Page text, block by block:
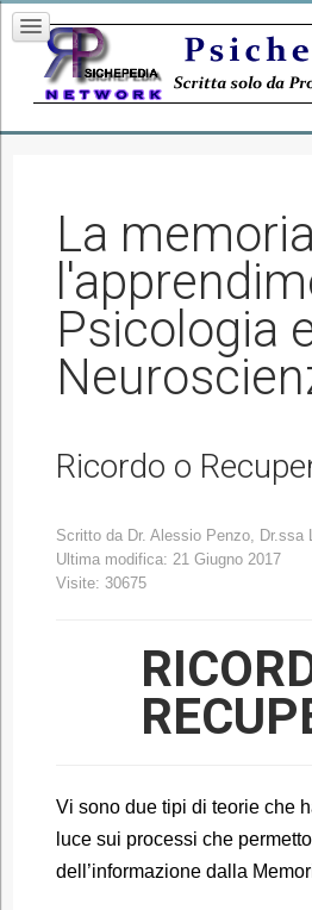
La
Psicologia
Ricordo o
Scritto da Dr. Alessio Penzo, Dr.ssa
Ultima modifica: 21 Giugno 2017
Visite: 30675
Vi sono due tipi di teorie che
luce sui processi che
dell’informazione dalla